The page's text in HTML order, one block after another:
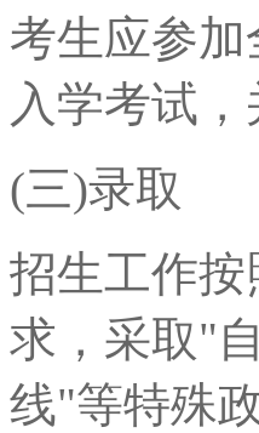
考生应参
入学考试
(三)录取
招生工作
求，采取"
线"等特殊